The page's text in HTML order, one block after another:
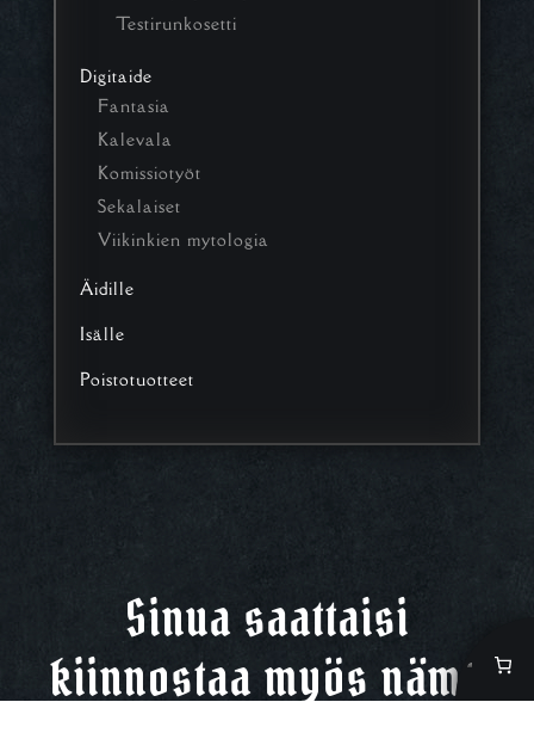
Testirunkosetti
Digitaide
Fantasia
Kalevala
Komissiotyöt
Sekalaiset
Viikinkien mytologia
Äidille
Isälle
Poistotuotteet
Sinua saattaisi
kiinnostaa myös nämä